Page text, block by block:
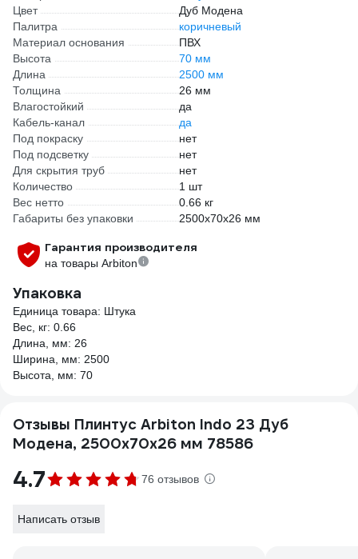
Цвет
Дуб Модена
Палитра
коричневый
Материал основания
ПВХ
Высота
70 мм
Длина
2500 мм
Толщина
26 мм
Влагостойкий
да
Кабель-канал
да
Под покраску
нет
Под подсветку
нет
Для скрытия труб
нет
Количество
1 шт
Вес нетто
0.66 кг
Габариты без упаковки
2500х70х26 мм
Гарантия производителя
на товары Arbiton
Упаковка
Единица товара: Штука
Вес, кг: 0.66
Длина, мм: 26
Ширина, мм: 2500
Высота, мм: 70
Отзывы Плинтус Arbiton Indo 23 Дуб
Модена, 2500x70x26 мм 78586
4.7 76 отзывов
Написать отзыв